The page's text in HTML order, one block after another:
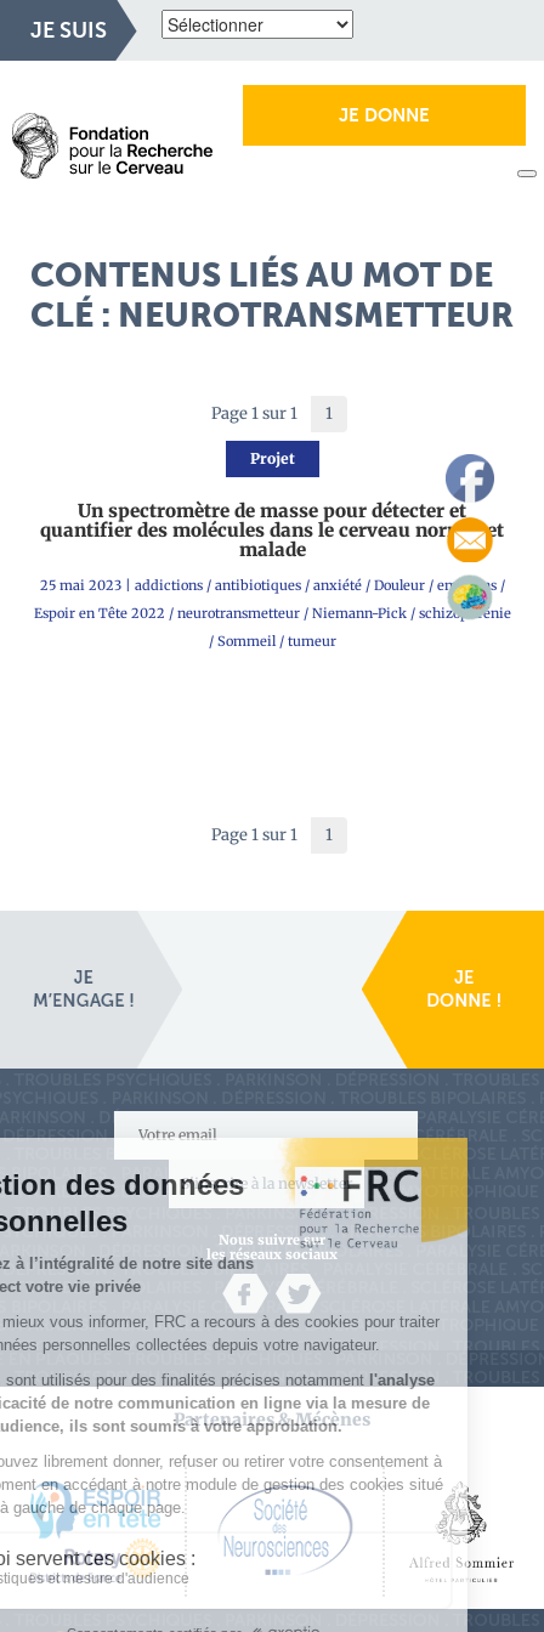
JE SUIS
JE DONNE
CONTENUS LIÉS AU MOT DE
CLÉ : NEUROTRANSMETTEUR
Page 1 sur 1 1
Projet
Un spectromètre de masse pour détecter et
quantifier des molécules dans le cerveau normal et
malade
25 mai 2023| addictions/ antibiotiques/ anxiété/ Douleur/ emotions/
Espoir en Tête 2022 / neurotransmetteur/ Niemann-Pick/ schizophrénie
/ Sommeil/ tumeur
Page 1 sur 1 1
S'inscrire à la newsletter
Nous suivre sur
les réseaux sociaux
Partenaires & Mécènes